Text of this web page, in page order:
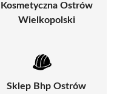
Kosmetyczna Ostrów
Wielkopolski
Sklep Bhp Ostrów